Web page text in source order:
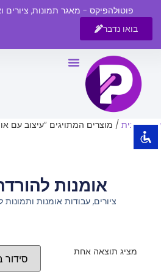
visibility_off השבת את ההבזקים
title סמן כותרות
צבע רקע
zoom_out
הקטנת גופן
הגדלת גופן
ניגודיות בהירה
פוטולהפיקס - מאגר תמונות, ציורים
בואו נדבר
עמוד הבית / מוצרים המתויגים “עיצוב עם
אומנות
ציורים, עבודות אומנות
מציג תוצאה אחת